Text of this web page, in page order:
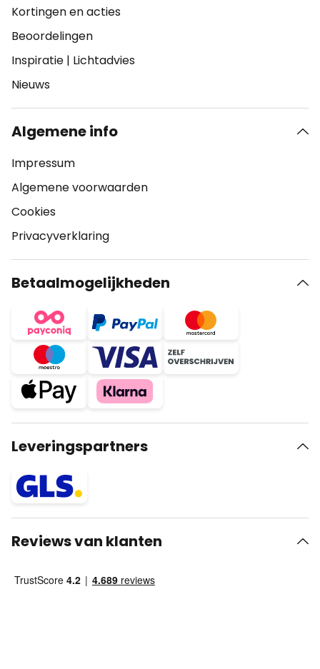
Kortingen en acties
Beoordelingen
Inspiratie | Lichtadvies
Nieuws
Algemene info
Impressum
Algemene voorwaarden
Cookies
Privacyverklaring
Betaalmogelijkheden
Leveringspartners
Reviews van klanten